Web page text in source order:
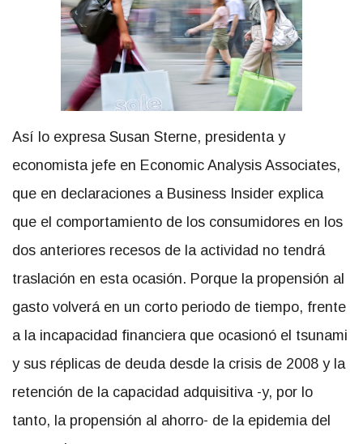
Así lo expresa Susan Sterne, presidenta y
economista jefe en Economic Analysis Associates,
que en declaraciones a Business Insider explica
que el comportamiento de los consumidores en los
dos anteriores recesos de la actividad no tendrá
traslación en esta ocasión. Porque la propensión al
gasto volverá en un corto periodo de tiempo, frente
a la incapacidad financiera que ocasionó el tsunami
y sus réplicas de deuda desde la crisis de 2008 y la
retención de la capacidad adquisitiva -y, por lo
tanto, la propensión al ahorro- de la epidemia del